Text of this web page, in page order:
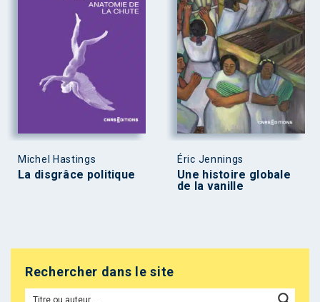
Michel Hastings
La disgrâce politique
Éric Jennings
Une histoire globale
de la vanille
Rechercher dans le site